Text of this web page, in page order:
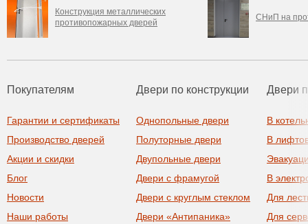
Конструкция металлических
противопожарных дверей
СНиП на
Покупателям
Гарантии и сертификаты
Производство дверей
Акции и скидки
Блог
Новости
Наши работы
Двери по конструкции
Однопольные двери
Полуторные двери
Двупольные двери
Двери с фрамугой
Двери с круглым стеклом
Двери «Антипаника»
Двери
В
В
В
Для
Для